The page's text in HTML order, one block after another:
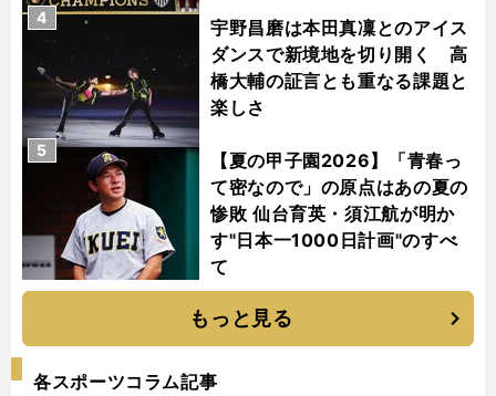
宇野昌磨は本田真凜とのアイス
ダンスで新境地を切り開く 高
橋大輔の証言とも重なる課題と
楽しさ
4
【夏の甲子園2026】「青春っ
て密なので」の原点はあの夏の
惨敗 仙台育英・須江航が明か
す"日本一1000日計画"のすべ
て
5
もっと見る
各スポーツコラム記事